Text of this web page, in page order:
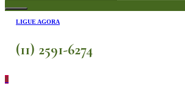
LIGUE AGORA
(11) 2591-6274
0